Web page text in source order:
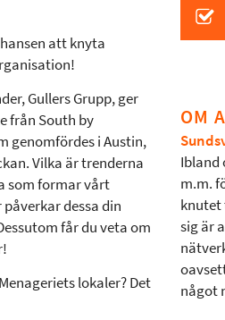
att knyta
Gullers Grupp, ger
från South by
genomfördes i Austin,
Vilka är trenderna
som formar vårt
dessa din
får du veta om
lokaler? Det
OM
Ibland
m.m.
knutet
sig är
något